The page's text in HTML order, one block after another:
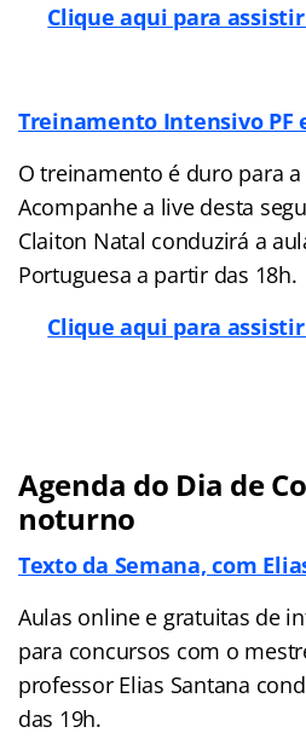
Clique aqui para
Treinamento Intensivo PF
O treinamento é duro para
Acompanhe a live desta
Claiton Natal conduzirá a
Portuguesa a partir das 18h.
Clique aqui para
Agenda do Dia de
noturno
Texto da Semana, com
Aulas online e gratuitas de
para concursos com o
professor Elias Santana
das 19h.